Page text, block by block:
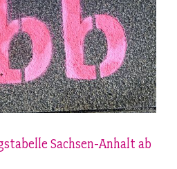
Sachsen-Anhalt ab